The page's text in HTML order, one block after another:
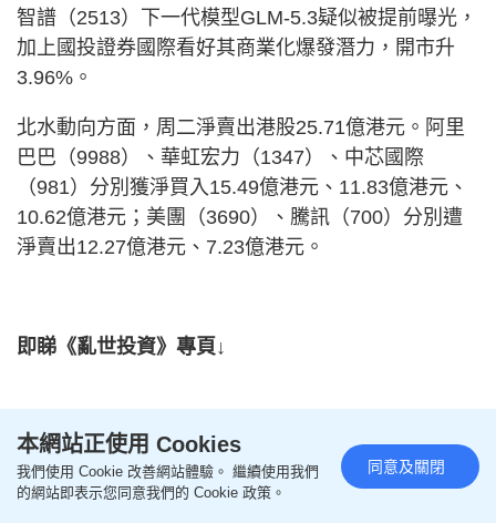
智譜（2513）下一代模型GLM-5.3疑似被提前曝光，
加上國投證券國際看好其商業化爆發潛力，開市升
3.96%。
北水動向方面，周二淨賣出港股25.71億港元。阿里
巴巴（9988）、華虹宏力（1347）、中芯國際
（981）分別獲淨買入15.49億港元、11.83億港元、
10.62億港元；美團（3690）、騰訊（700）分別遭
淨賣出12.27億港元、7.23億港元。
即睇《亂世投資》專頁↓
本網站正使用 Cookies
我們使用 Cookie 改善網站體驗。 繼續使用我們
的網站即表示您同意我們的 Cookie 政策。
同意及關閉